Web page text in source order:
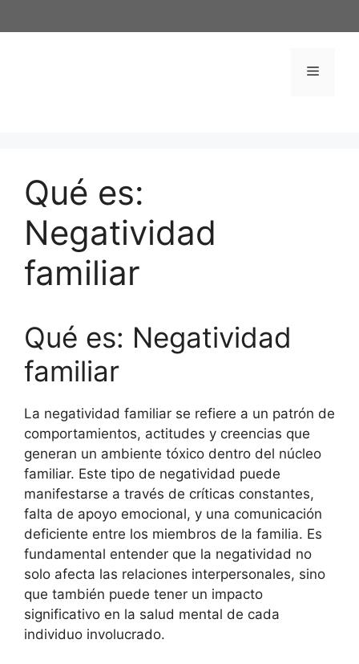
al
Menú
Qué es:
Negatividad
familiar
Qué es: Negatividad
familiar
La negatividad familiar se refiere a un patrón de
comportamientos, actitudes y creencias que
generan un ambiente tóxico dentro del núcleo
familiar. Este tipo de negatividad puede
manifestarse a través de críticas constantes,
falta de apoyo emocional, y una comunicación
deficiente entre los miembros de la familia. Es
fundamental entender que la negatividad no
solo afecta las relaciones interpersonales, sino
que también puede tener un impacto
significativo en la salud mental de cada
individuo involucrado.